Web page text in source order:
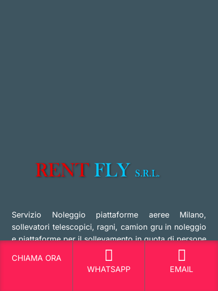
Servizio Noleggio piattaforme aeree Milano,
sollevatori telescopici, ragni, camion gru in noleggio
e piattaforme per il sollevamento in quota di persone
Via Mascagni 42 20030 Senago MI
CHIAMA ORA
WHATSAPP
EMAIL